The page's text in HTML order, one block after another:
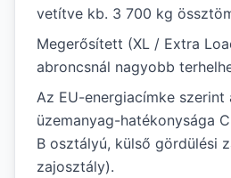
vetítve kb. 3 700 kg
Megerősített (XL / Extra
abroncsnál nagyobb
Az EU-energiacímke szerint
üzemanyag-hatékonysága
B osztályú, külső gördülési
zajosztály).